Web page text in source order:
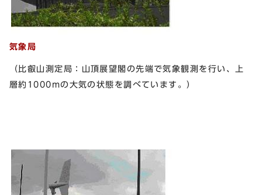
気象局
（比叡山測定局：山頂展望閣の先端で気象観測を行い、上
層約1000mの大気の状態を調べています。）